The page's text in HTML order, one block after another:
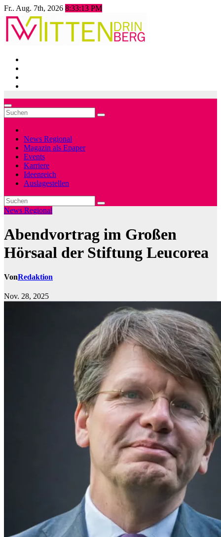
Zum
Inhalt
springen
Fr.. Aug. 7th, 2026 8:33:15 PM
News Regional
Magazin als Epaper
Events
Karriere
Ideenreich
Auslagestellen
News Regional
Abendvortrag im Großen
Hörsaal der Stiftung Leucorea
VonRedaktion
Nov. 28, 2025